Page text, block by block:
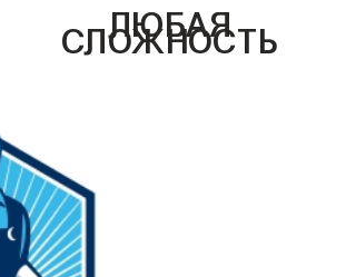
ЛЮБАЯ
СЛОЖНОСТЬ